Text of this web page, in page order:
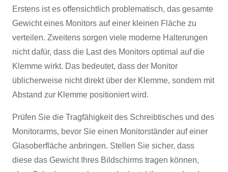
Erstens ist es offensichtlich problematisch, das gesamte
Gewicht eines Monitors auf einer kleinen Fläche zu
verteilen. Zweitens sorgen viele moderne Halterungen
nicht dafür, dass die Last des Monitors optimal auf die
Klemme wirkt. Das bedeutet, dass der Monitor
üblicherweise nicht direkt über der Klemme, sondern mit
Abstand zur Klemme positioniert wird.
Prüfen Sie die Tragfähigkeit des Schreibtisches und des
Monitorarms, bevor Sie einen Monitorständer auf einer
Glasoberfläche anbringen. Stellen Sie sicher, dass
diese das Gewicht Ihres Bildschirms tragen können,